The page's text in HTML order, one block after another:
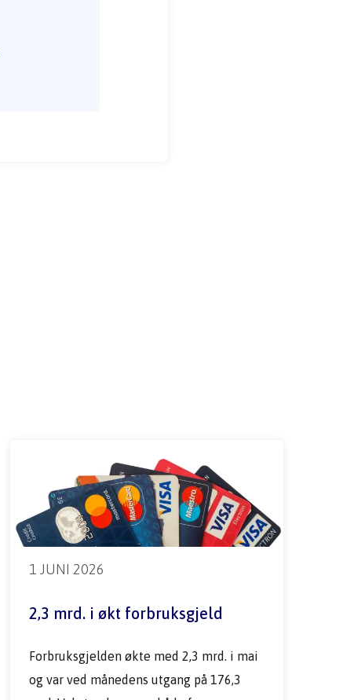
1 JUNI 2026
2,3 mrd. i økt forbruksgjeld
Forbruksgjelden økte med 2,3 mrd. i mai
og var ved månedens utgang på 176,3